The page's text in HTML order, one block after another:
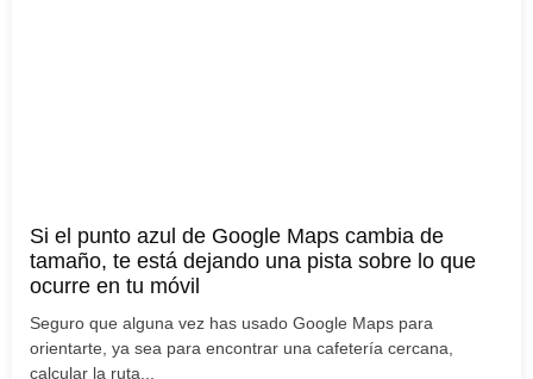
Si el punto azul de Google Maps cambia de
tamaño, te está dejando una pista sobre lo que
ocurre en tu móvil
Seguro que alguna vez has usado Google Maps para
orientarte, ya sea para encontrar una cafetería cercana,
calcular la ruta...